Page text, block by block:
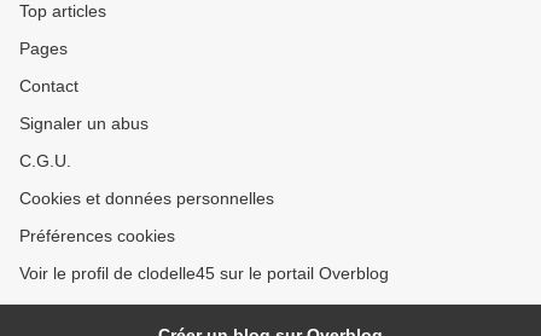
Top articles
Pages
Contact
Signaler un abus
C.G.U.
Cookies et données personnelles
Préférences cookies
Voir le profil de clodelle45 sur le portail Overblog